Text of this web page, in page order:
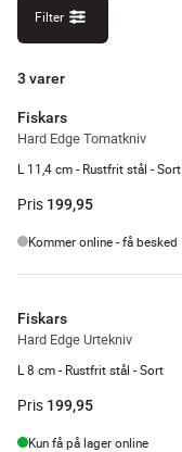
Filter
3 varer
Fiskars
Hard Edge Tomatkniv
L 11,4 cm - Rustfrit stål - Sort
Pris 199,95
Kommer online - få besked
Fiskars
Hard Edge Urtekniv
L 8 cm - Rustfrit stål - Sort
Pris 199,95
Kun få på lager online